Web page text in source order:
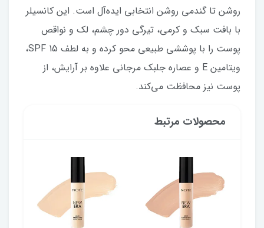
روشن تا گندمی روشن انتخابی ایده‌آل است. این کانسیلر
با بافت سبک و کرمی، تیرگی دور چشم، لک و نواقص
پوست را با پوششی طبیعی محو کرده و به لطف SPF 15،
ویتامین E و عصاره جلبک مرجانی علاوه بر آرایش، از
پوست نیز محافظت می‌کند.
محصولات مرتبط